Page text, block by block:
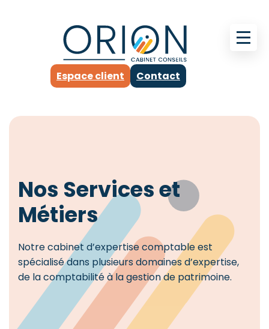
Espace client Contact
Nos Services et
Métiers
Notre cabinet d’expertise comptable est
spécialisé dans plusieurs domaines d’expertise,
de la comptabilité à la gestion de patrimoine.